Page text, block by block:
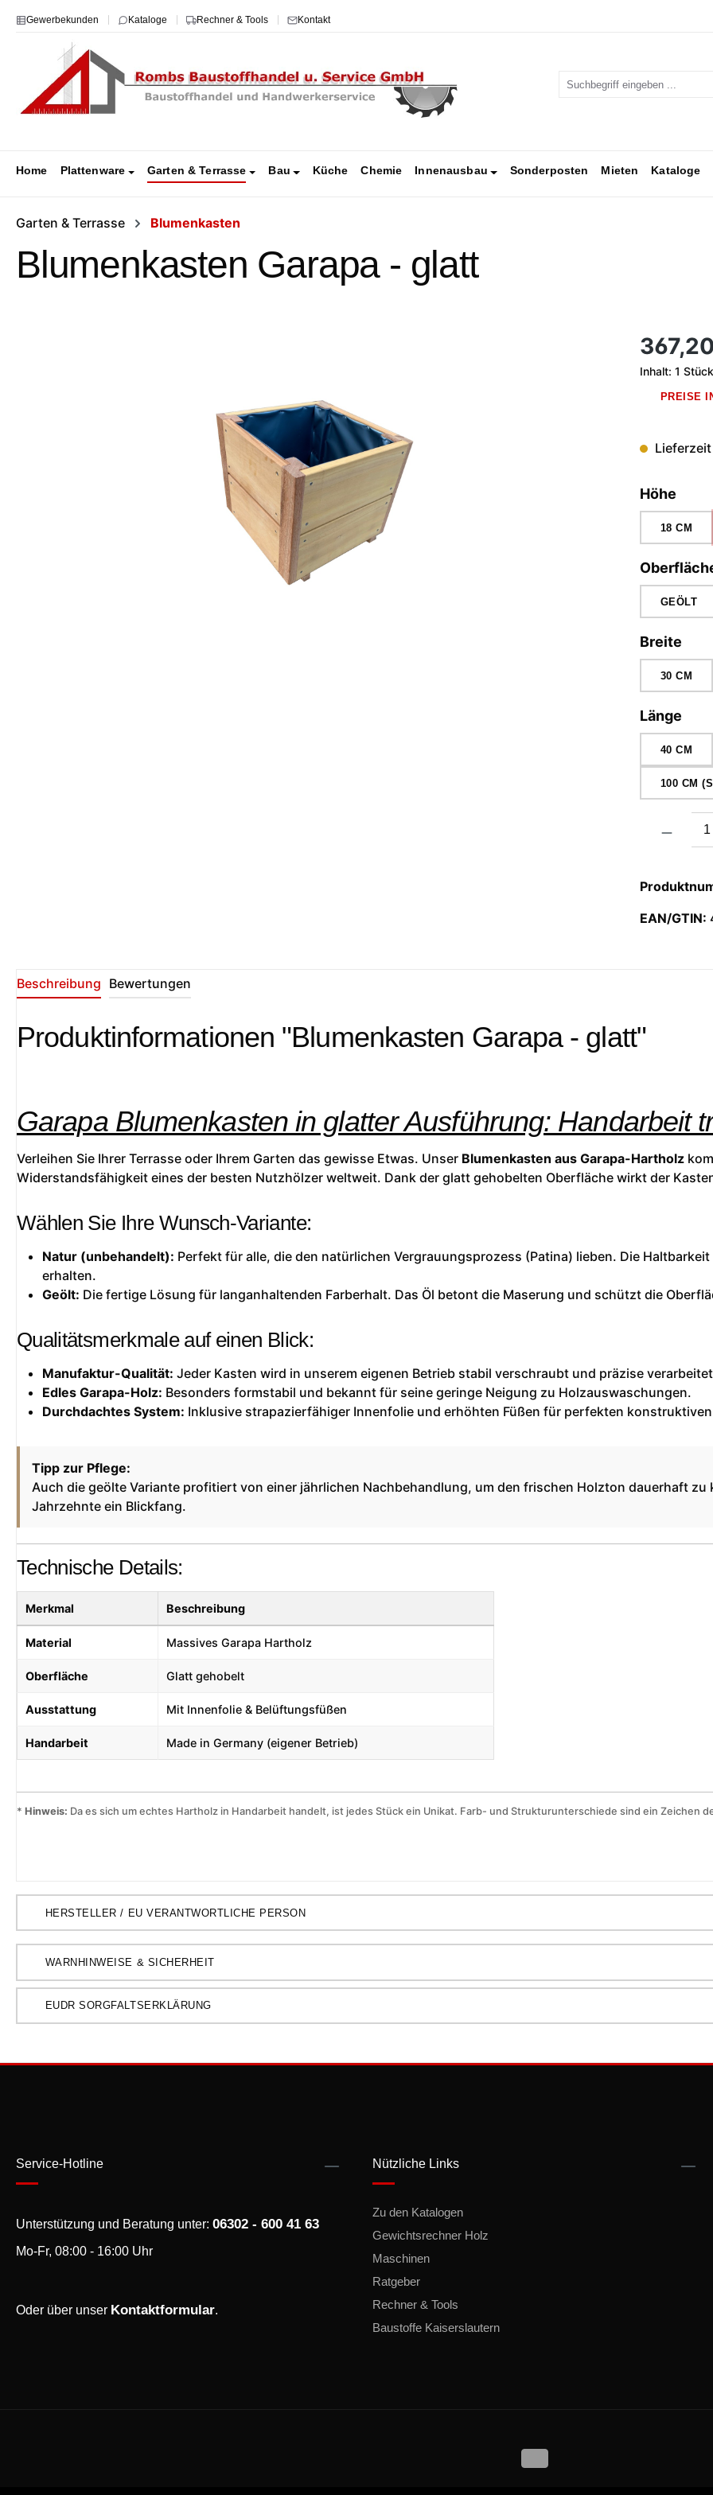
Hauptinhalt springen
Zur Suche springen
Zur Hauptnavigation springen
Gewerbekunden Kataloge Rechner & Tools Kontakt
Home Plattenware Garten & Terrasse Bau Küche Chemie Innenausbau Sonderposten Mieten Kataloge
Garten & Terrasse Blumenkasten
Blumenkasten Garapa - glatt
Regulärer
Inhalt: 1 Stück
PREISE
Höhe
18 CM
GEÖLT
Breite
30 CM
Länge
40 CM
100 CM
EAN/GTIN:
Beschreibung Bewertungen
Produktinformationen "Blumenkasten Garapa - glatt"
Garapa Blumenkasten in glatter Ausführung: Handarbeit
Verleihen Sie Ihrer Terrasse oder Ihrem Garten das gewisse Etwas. Unser Blumenkasten aus Garapa-Hartholz
Widerstandsfähigkeit eines der besten Nutzhölzer weltweit. Dank der glatt gehobelten Oberfläche wirkt der
Wählen Sie Ihre Wunsch-Variante:
Natur (unbehandelt): Perfekt für alle, die den natürlichen Vergrauungsprozess (Patina) lieben. Die
erhalten.
Geölt: Die fertige Lösung für langanhaltenden Farberhalt. Das Öl betont die Maserung und schützt die
Qualitätsmerkmale auf einen Blick:
Manufaktur-Qualität: Jeder Kasten wird in unserem eigenen Betrieb stabil verschraubt und präzise
Edles Garapa-Holz: Besonders formstabil und bekannt für seine geringe Neigung zu Holzauswaschungen.
Durchdachtes System: Inklusive strapazierfähiger Innenfolie und erhöhten Füßen für perfekten
Tipp zur Pflege:
Auch die geölte Variante profitiert von einer jährlichen Nachbehandlung, um den frischen Holzton dauerhaft
Jahrzehnte ein Blickfang.
Technische Details:
Merkmal Beschreibung
Material Massives Garapa Hartholz
Oberfläche Glatt gehobelt
Ausstattung Mit Innenfolie & Belüftungsfüßen
Handarbeit Made in Germany (eigener Betrieb)
* Hinweis: Da es sich um echtes Hartholz in Handarbeit handelt, ist jedes Stück ein Unikat. Farb- und Strukturunterschiede sind ein Zeichen
HERSTELLER / EU VERANTWORTLICHE PERSON
WARNHINWEISE & SICHERHEIT
EUDR SORGFALTSERKLÄRUNG
Service-Hotline
Unterstützung und Beratung unter: 06302 - 600 41 63
Mo-Fr, 08:00 - 16:00 Uhr
Oder über unser Kontaktformular.
Nützliche Links
Zu den Katalogen
Gewichtsrechner Holz
Maschinen
Ratgeber
Rechner & Tools
Baustoffe Kaiserslautern